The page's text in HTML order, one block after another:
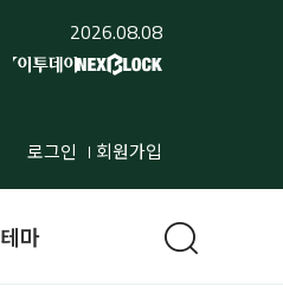
2026.08.08
로그인 회원가입
테마